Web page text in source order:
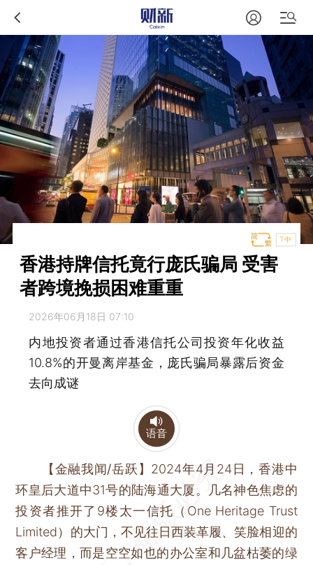
T中
香港持牌信托竟行庞氏骗局 受害
者跨境挽损困难重重
2026年06月18日 07:10
内地投资者通过香港信托公司投资年化收益
10.8%的开曼离岸基金，庞氏骗局暴露后资金
去向成谜
语音
【金融我闻/岳跃】 2024年4月24日，香港中
环皇后大道中31号的陆海通大厦。几名神色焦虑的
投资者推开了9楼太一信托（One Heritage Trust
Limited）的大门，不见往日西装革履、笑脸相迎的
客户经理，而是空空如也的办公室和几盆枯萎的绿